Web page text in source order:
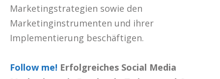
Marketingstrategien sowie den
Marketinginstrumenten und ihrer
Implementierung beschäftigen.
Follow me! Erfolgreiches Social Media